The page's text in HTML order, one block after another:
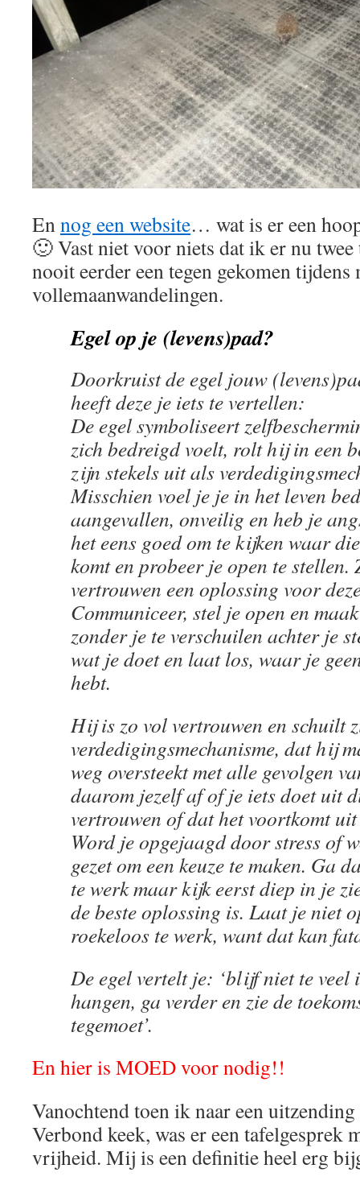
Ennog een website… wat is er een
🙂 Vast niet voor niets dat ik er nu
nooit eerder een tegen gekomen tijdens
vollemaanwandelingen.
Egel op je (levens)pad?
Doorkruist de egel jouw
heeft deze je iets te vertellen:
De egel symboliseert
zich bedreigd voelt, rolt hij in een
zijn stekels uit als
Misschien voel je je in het leven
aangevallen, onveilig en heb je
het eens goed om te kijken waar
komt en probeer je open te stellen.
vertrouwen een oplossing voor
Communiceer, stel je open en
zonder je te verschuilen achter je
wat je doet en laat los, waar je
hebt.
Hij is zo vol vertrouwen en schuilt
verdedigingsmechanisme, dat hij
weg oversteekt met alle gevolgen
daarom jezelf af of je iets doet uit
vertrouwen of dat het voortkomt
Word je opgejaagd door stress of
gezet om een keuze te maken. Ga
te werk maar kijk eerst diep in je
de beste oplossing is. Laat je niet
roekeloos te werk, want dat kan
De egel vertelt je: ‘blijf niet te veel
hangen, ga verder en zie de
tegemoet’.
En hier is MOED voor nodig!!
Vanochtend toen ik naar een
Verbond keek, was er een tafelgesprek
vrijheid. Mij is een definitie heel erg